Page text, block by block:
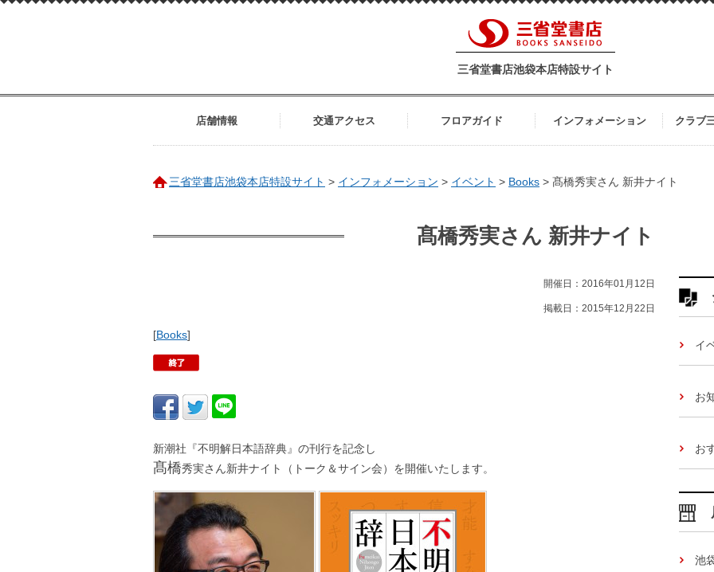
三省堂書店池袋本店特設サイト
店舗情報 交通アクセス フロアガイド インフォメーション クラブ
三省堂書店池袋本店特設サイト > インフォメーション > イベント > Books > 髙橋秀実さん 新井ナイト
髙橋秀実さん 新井ナイト
開催日：2016年01月12日
掲載日：2015年12月22日
[Books]
新潮社『不明解日本語辞典』の刊行を記念し
髙橋秀実さん新井ナイト（トーク＆サイン会）を開催いたします。
イ
お
お
池